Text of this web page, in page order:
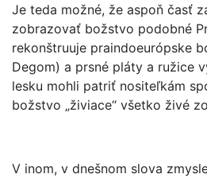
Je teda možné, že aspoň časť
zobrazovať božstvo podobné
rekonštruuje praindoeurópske
Degom) a prsné pláty a ružice
lesku mohli patriť nositeľkám
božstvo „živiace“ všetko živé
V inom, v dnešnom slova